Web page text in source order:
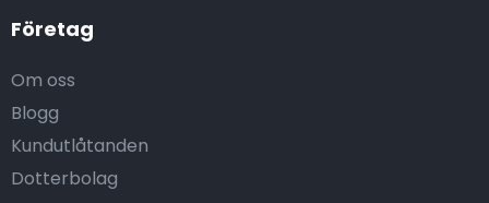
Företag
Om oss
Blogg
Kundutlåtanden
Dotterbolag